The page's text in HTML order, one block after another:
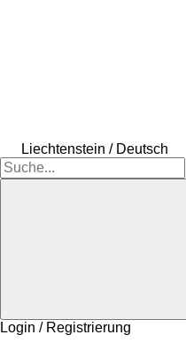
Liechtenstein / Deutsch
Login / Registrierung